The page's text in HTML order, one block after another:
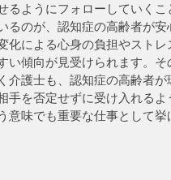
るようにフォローしていく
のが、認知症の高齢者が安
による心身の負担やストレ
い傾向が見受けられます。
護士も、認知症の高齢者が
手を否定せずに受け入れる
味でも重要な仕事として挙